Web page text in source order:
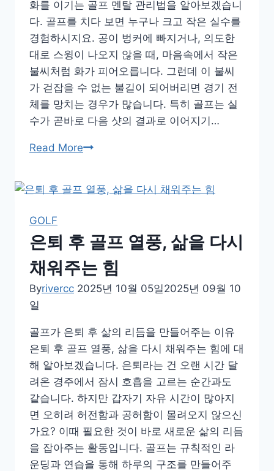
화를 이기는 골프 멘탈 관리법을 알아보겠습니
다. 골프를 치다 보면 누구나 크고 작은 실수를
경험하시지요. 공이 벙커에 빠지거나, 의도한
대로 스윙이 나오지 않을 때, 마음속에서 작은
불씨처럼 화가 피어오릅니다. 그런데 이 불씨
가 걷잡을 수 없는 불길이 되어버리면 경기 전
체를 망치는 경우가 많습니다. 특히 골프는 실
수가 곧바로 다음 샷의 결과로 이어지기…
Read More실
화
기
는
골
프
탈
관
리
법
GOLF
은퇴 후 골프 열풍, 삶을 다시
채워주는 힘
Byrivercc 2025년 10월 05일2025년 09월 10
일
골프가 은퇴 후 삶의 리듬을 만들어주는 이유
은퇴 후 골프 열풍, 삶을 다시 채워주는 힘에 대
해 알아보겠습니다. 은퇴라는 건 오랜 시간 달
려온 경주에서 잠시 호흡을 고르는 순간과도
같습니다. 하지만 갑자기 자유 시간이 많아지
면 오히려 허전함과 공허함이 몰려오지 않으신
가요? 이때 필요한 것이 바로 새로운 삶의 리듬
을 잡아주는 활동입니다. 골프는 규칙적인 라
운딩과 연습을 통해 하루의 구조를 만들어주